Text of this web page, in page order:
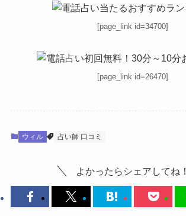
[page_link id=34700]
[page_link id=26470]
ウィル 占い師 口コミ
よかったらシェアしてね！